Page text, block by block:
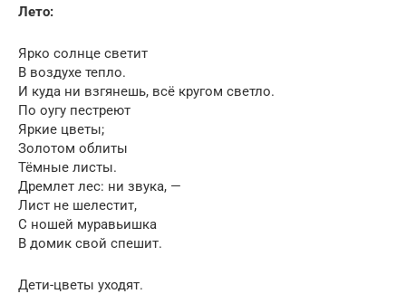
Лето:
Ярко солнце светит
В воздухе тепло.
И куда ни взгянешь, всё кругом светло.
По оугу пестреют
Яркие цветы;
Золотом облиты
Тёмные листы.
Дремлет лес: ни звука, —
Лист не шелестит,
С ношей муравьишка
В домик свой спешит.
Дети-цветы уходят.